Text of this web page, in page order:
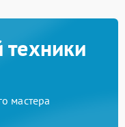
мастера